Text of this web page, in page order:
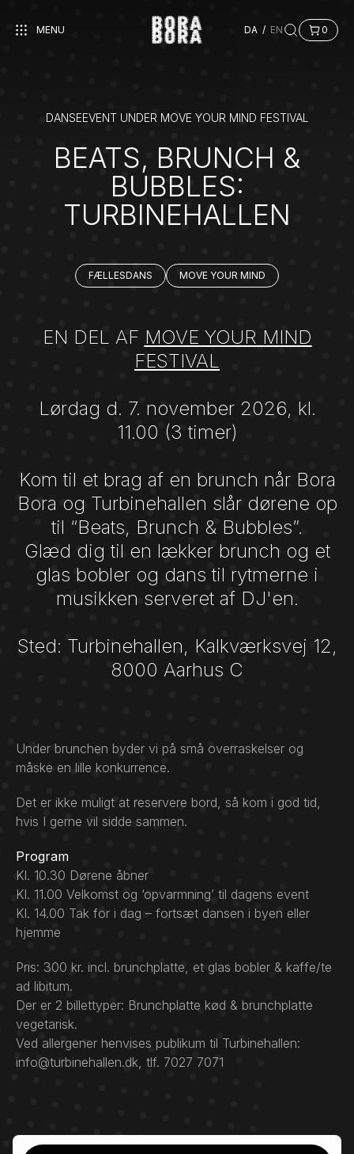
MENU DA / EN 0
DANSEEVENT UNDER MOVE YOUR MIND FESTIVAL
BEATS, BRUNCH &
BUBBLES:
TURBINEHALLEN
FÆLLESDANS MOVE YOUR MIND
EN DEL AF MOVE YOUR MIND
FESTIVAL
Lørdag d. 7. november 2026, kl.
11.00 (3 timer)
Kom til et brag af en brunch når Bora
Bora og Turbinehallen slår dørene op
til “Beats, Brunch & Bubbles”.
Glæd dig til en lækker brunch og et
glas bobler og dans til rytmerne i
musikken serveret af DJ'en.
Sted: Turbinehallen, Kalkværksvej 12,
8000 Aarhus C
Under brunchen byder vi på små overraskelser og
måske en lille konkurrence.
Det er ikke muligt at reservere bord, så kom i god tid,
hvis I gerne vil sidde sammen.
Program
Kl. 10.30 Dørene åbner
Kl. 11.00 Velkomst og ‘opvarmning’ til dagens event
Kl. 14.00 Tak for i dag – fortsæt dansen i byen eller
hjemme
Pris: 300 kr. incl. brunchplatte, et glas bobler & kaffe/te
ad libitum.
Der er 2 billettyper: Brunchplatte kød & brunchplatte
vegetarisk.
Ved allergener henvises publikum til Turbinehallen:
info@turbinehallen.dk, tlf. 7027 7071